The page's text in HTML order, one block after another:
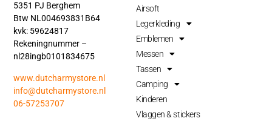
5351 PJ Berghem
Btw NL004693831B64
kvk: 59624817
Rekeningnummer –
nl28ingb0101834675
www.dutcharmystore.nl
info@dutcharmystore.nl
06-57253707
Airsoft
Legerkleding
Emblemen
Messen
Tassen
Camping
Kinderen
Vlaggen & stickers